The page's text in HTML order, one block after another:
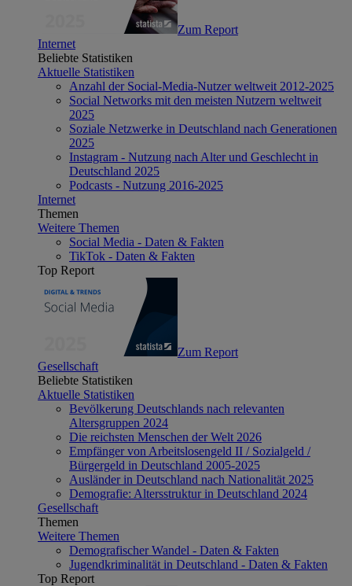
Zum Report
Internet
Beliebte Statistiken
Aktuelle Statistiken
Anzahl der Social-Media-Nutzer weltweit 2012-2025
Social Networks mit den meisten Nutzern weltweit
2025
Soziale Netzwerke in Deutschland nach Generationen
2025
Instagram - Nutzung nach Alter und Geschlecht in
Deutschland 2025
Podcasts - Nutzung 2016-2025
Internet
Themen
Weitere Themen
Social Media - Daten & Fakten
TikTok - Daten & Fakten
Top Report
Zum Report
Gesellschaft
Beliebte Statistiken
Aktuelle Statistiken
Bevölkerung Deutschlands nach relevanten
Altersgruppen 2024
Die reichsten Menschen der Welt 2026
Empfänger von Arbeitslosengeld II / Sozialgeld /
Bürgergeld in Deutschland 2005-2025
Ausländer in Deutschland nach Nationalität 2025
Demografie: Altersstruktur in Deutschland 2024
Gesellschaft
Themen
Weitere Themen
Demografischer Wandel - Daten & Fakten
Jugendkriminalität in Deutschland - Daten & Fakten
Top Report